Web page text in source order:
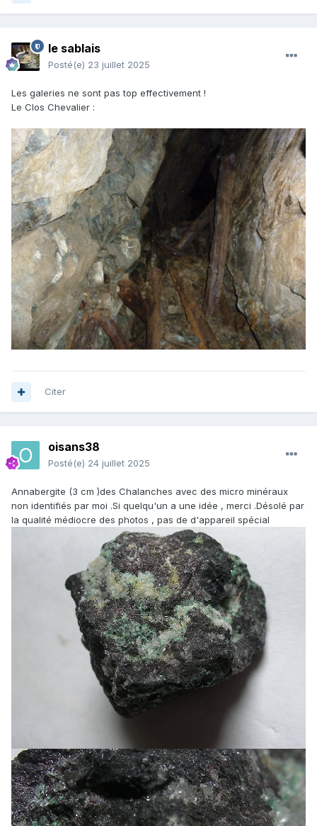
le sablais
Posté(e) 23 juillet 2025
Les galeries ne sont pas top effectivement !
Le Clos Chevalier :
Citer
oisans38
Posté(e) 24 juillet 2025
Annabergite (3 cm )des Chalanches avec des micro minéraux
non identifiés par moi .Si quelqu'un a une idée , merci .Désolé par
la qualité médiocre des photos , pas de d'appareil spécial